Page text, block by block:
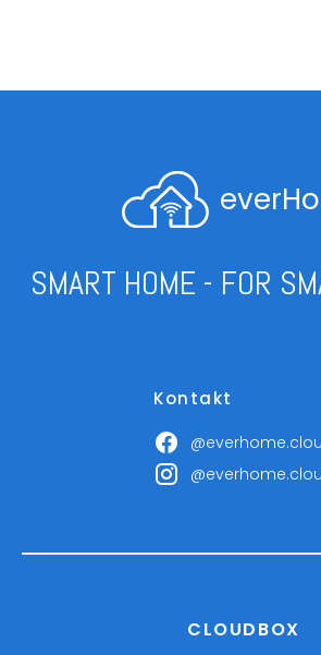
SMART HOME - FOR
Kontakt
CLOUDBOX